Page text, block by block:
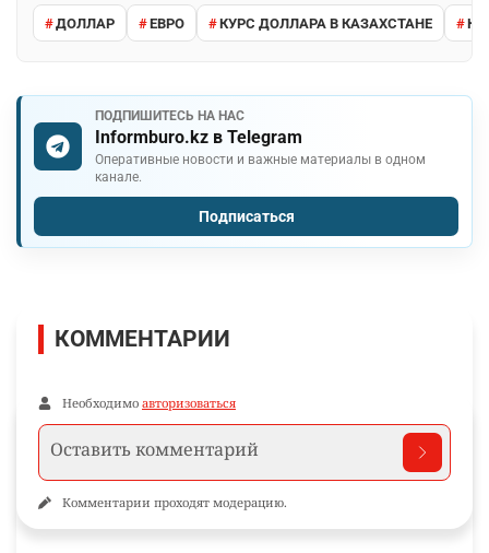
ДОЛЛАР ЕВРО КУРС ДОЛЛАРА В КАЗАХСТАНЕ
ПОДПИШИТЕСЬ НА НАС
Informburo.kz в Telegram
Оперативные новости и важные материалы в одном
канале.
Подписаться
КОММЕНТАРИИ
Необходимо авторизоваться
Комментарии проходят модерацию.